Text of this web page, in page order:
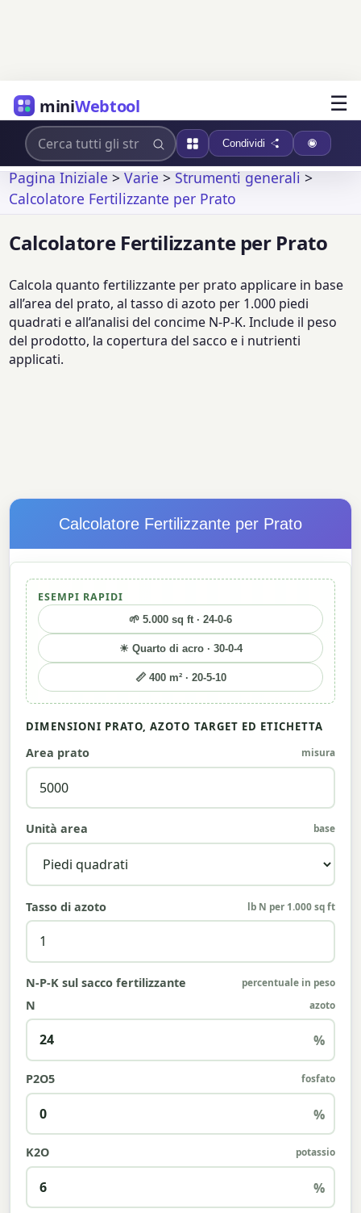
miniWebtool ☰
Condividi
Pagina Iniziale>Varie>Strumenti generali>
Calcolatore Fertilizzante per Prato
Calcolatore Fertilizzante per Prato
Calcola quanto fertilizzante per prato applicare in base
all’area del prato, al tasso di azoto per 1.000 piedi
quadrati e all’analisi del concime N-P-K. Include il peso
del prodotto, la copertura del sacco e i nutrienti
applicati.
Calcolatore Fertilizzante per Prato
ESEMPI RAPIDI
🌱 5.000 sq ft · 24-0-6
☀ Quarto di acro · 30-0-4
📏 400 m² · 20-5-10
DIMENSIONI PRATO, AZOTO TARGET ED ETICHETTA
Area prato misura
Unità area base
Tasso di azoto lb N per 1.000 sq ft
N-P-K sul sacco fertilizzante percentuale in peso
N azoto
%
P2O5 fosfato
%
K2O potassio
%